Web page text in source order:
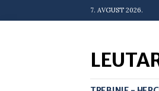
7. AVGUST 2026.